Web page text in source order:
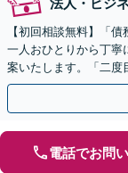
【初回相談無料】「
一人おひとりから丁寧
案いたします。「二度
可】
電話でお問